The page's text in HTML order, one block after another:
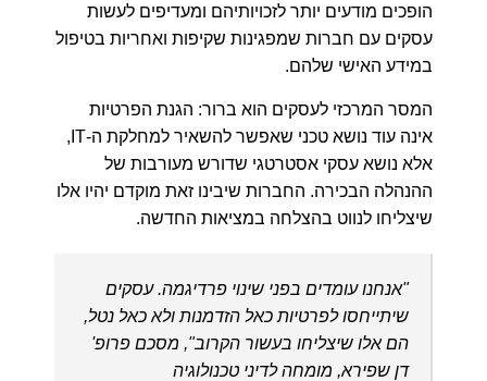
הופכים מודעים יותר לזכויותיהם ומעדיפים לעשות
עסקים עם חברות שמפגינות שקיפות ואחריות בטיפול
במידע האישי שלהם.
המסר המרכזי לעסקים הוא ברור: הגנת הפרטיות
אינה עוד נושא טכני שאפשר להשאיר למחלקת ה-IT,
אלא נושא עסקי אסטרטגי שדורש מעורבות של
ההנהלה הבכירה. החברות שיבינו זאת מוקדם יהיו אלו
שיצליחו לנווט בהצלחה במציאות החדשה.
"אנחנו עומדים בפני שינוי פרדיגמה. עסקים
שיתייחסו לפרטיות כאל הזדמנות ולא כאל נטל,
הם אלו שיצליחו בעשור הקרוב", מסכם פרופ'
דן שפירא, מומחה לדיני טכנולוגיה